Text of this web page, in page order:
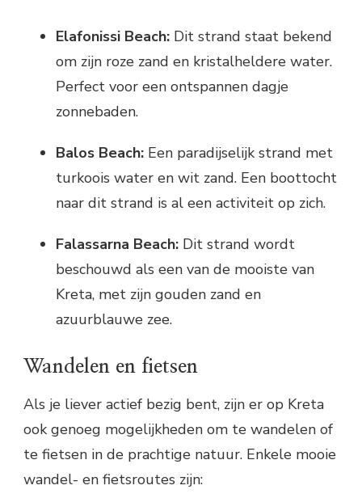
Elafonissi Beach: Dit strand staat bekend
om zijn roze zand en kristalheldere water.
Perfect voor een ontspannen dagje
zonnebaden.
Balos Beach: Een paradijselijk strand met
turkoois water en wit zand. Een boottocht
naar dit strand is al een activiteit op zich.
Falassarna Beach: Dit strand wordt
beschouwd als een van de mooiste van
Kreta, met zijn gouden zand en
azuurblauwe zee.
Wandelen en fietsen
Als je liever actief bezig bent, zijn er op Kreta
ook genoeg mogelijkheden om te wandelen of
te fietsen in de prachtige natuur. Enkele mooie
wandel- en fietsroutes zijn: